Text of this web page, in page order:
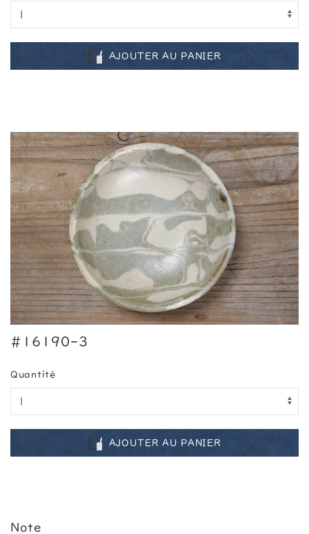
AJOUTER AU PANIER
#16190-3
Quantité
AJOUTER AU PANIER
Note